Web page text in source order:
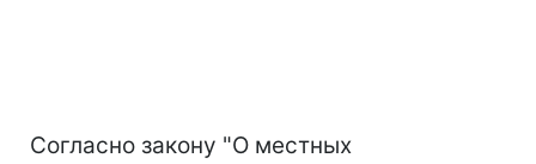
Согласно закону "О местных